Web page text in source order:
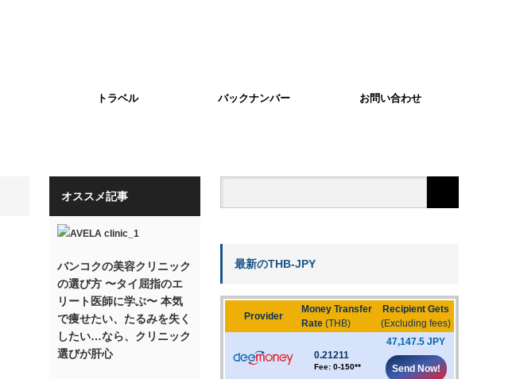
トラベル バックナンバー お問い合わせ
オススメ記事
バンコクの美容クリニック
の選び方 〜タイ屈指のエ
リート医師に学ぶ〜 本気
で痩せたい、たるみを失く
したい…なら、クリニック
選びが肝心
最新のTHB-JPY